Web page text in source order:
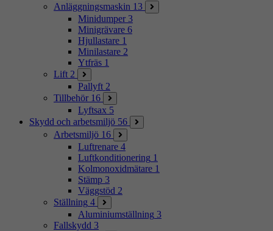
Anläggningsmaskin 13
Minidumper 3
Minigrävare 6
Hjullastare 1
Minilastare 2
Ytfräs 1
Lift 2
Pallyft 2
Tillbehör 16
Lyftsax 5
Skydd och arbetsmiljö 56
Arbetsmiljö 16
Luftrenare 4
Luftkonditionering 1
Kolmonoxidmätare 1
Stämp 3
Väggstöd 2
Ställning 4
Aluminiumställning 3
Fallskydd 3